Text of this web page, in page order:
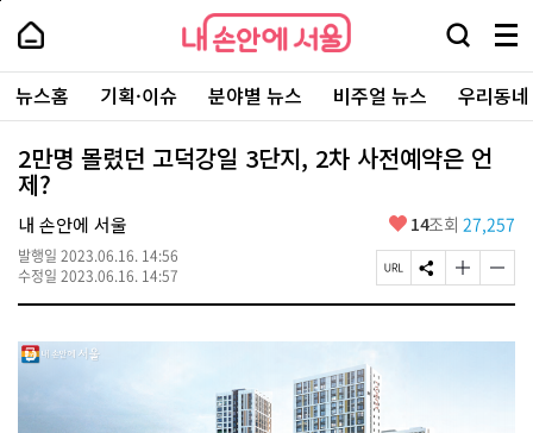
본
로
가
내
손
안
에
서
울
-
서
울
시
대
표
소
통
포
내
손
에
울
검
창
열
기
메
뉴
전
체
보
주
요
서
뉴스홈 기획·이슈 분야별 뉴스 비주얼 뉴스 우리동
2만명 몰렸던 고덕강일 3단지, 2차 사전예약은 언
제?
내 손안에 서울
발행일 2023.06.16. 14:56
수정일 2023.06.16. 14:57
좋
요
14조회 27,257
페
이
U
S
N
공
글
자
기
글
자
기
페
상
단
로